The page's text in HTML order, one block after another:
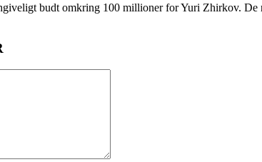
budt omkring 100 millioner for Yuri Zhirkov.